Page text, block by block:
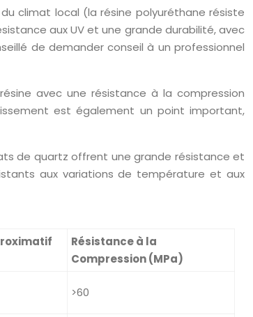
climat local (la résine polyuréthane résiste
aux UV et une grande durabilité, avec
de demander conseil à un professionnel
avec une résistance à la compression
est également un point important,
de quartz offrent une grande résistance et
aux variations de température et aux
Résistance à la
Compression (MPa)
>60